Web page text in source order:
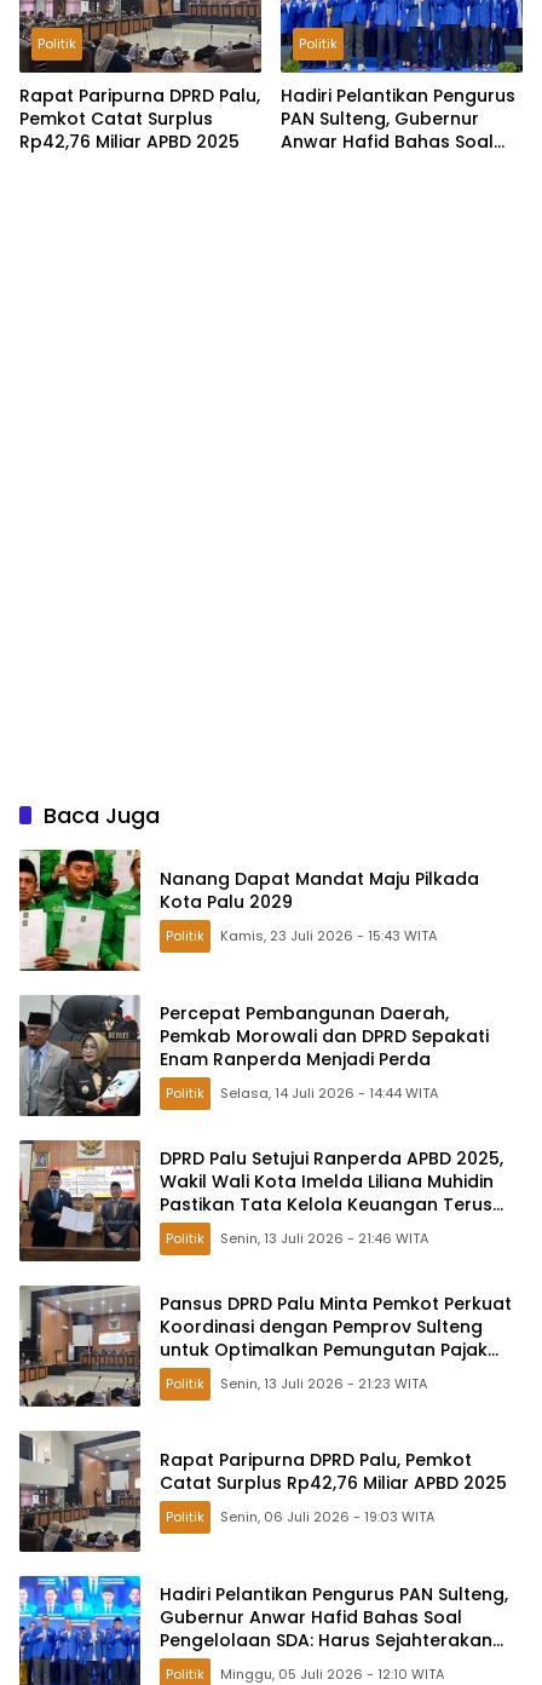
Politik
Rapat Paripurna DPRD Palu,
Pemkot Catat Surplus
Rp42,76 Miliar APBD 2025
Politik
Hadiri Pelantikan Pengurus
PAN Sulteng, Gubernur
Anwar Hafid Bahas Soal
Baca Juga
Nanang Dapat Mandat Maju Pilkada
Kota Palu 2029
Politik Kamis, 23 Juli 2026 - 15:43 WITA
Percepat Pembangunan Daerah,
Pemkab Morowali dan DPRD Sepakati
Enam Ranperda Menjadi Perda
Politik Selasa, 14 Juli 2026 - 14:44 WITA
DPRD Palu Setujui Ranperda APBD 2025,
Wakil Wali Kota Imelda Liliana Muhidin
Pastikan Tata Kelola Keuangan Terus
Dibenahi
Politik Senin, 13 Juli 2026 - 21:46 WITA
Pansus DPRD Palu Minta Pemkot Perkuat
Koordinasi dengan Pemprov Sulteng
untuk Optimalkan Pemungutan Pajak
Tambang
Politik Senin, 13 Juli 2026 - 21:23 WITA
Rapat Paripurna DPRD Palu, Pemkot
Catat Surplus Rp42,76 Miliar APBD 2025
Politik Senin, 06 Juli 2026 - 19:03 WITA
Hadiri Pelantikan Pengurus PAN Sulteng,
Gubernur Anwar Hafid Bahas Soal
Pengelolaan SDA: Harus Sejahterakan
Masyarakat
Politik Minggu, 05 Juli 2026 - 12:10 WITA